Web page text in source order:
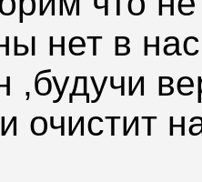
нет в
очистит